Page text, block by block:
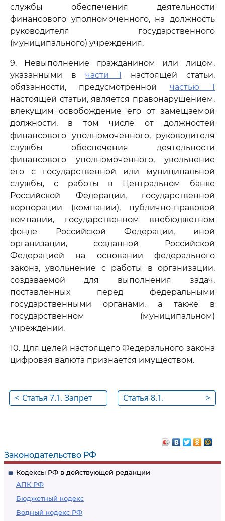
Законодательство РФ
Кодексы РФ в действующей редакции
АПК РФ
Бюджетный кодекс
Водный кодекс РФ
службы обеспечения деятельности
финансового уполномоченного, на должность
руководителя государственного
(муниципального) учреждения.
9. Невыполнение гражданином или лицом,
указанными вчасти 1 настоящей статьи,
обязанности, предусмотренной частью 1
настоящей статьи, является правонарушением,
влекущим освобождение его от замещаемой
должности, в том числе от должностей
финансового уполномоченного, руководителя
службы обеспечения деятельности
финансового уполномоченного, увольнение
его с государственной или муниципальной
службы, с работы в Центральном банке
Российской Федерации, государственной
корпорации (компании), публично-правовой
компании, государственном внебюджетном
фонде Российской Федерации, иной
организации, созданной Российской
Федерацией на основании федерального
закона, увольнение с работы в организации,
создаваемой для выполнения задач,
поставленных перед федеральными
государственными органами, а также в
государственном (муниципальном)
учреждении.
10. Для целей настоящего Федерального закона
цифровая валюта признается имуществом.
< Статья 7.1. Запрет
хранить наличные
денежные средства и
ценности в
иностранных банках,
расположенных за
>
Статья 8.1.